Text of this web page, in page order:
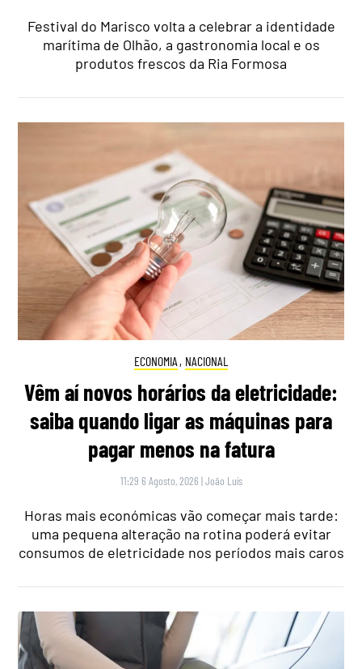
Festival do Marisco volta a celebrar a identidade
marítima de Olhão, a gastronomia local e os
produtos frescos da Ria Formosa
ECONOMIA , NACIONAL
Vêm aí novos horários da eletricidade:
saiba quando ligar as máquinas para
pagar menos na fatura
11:29 6 Agosto, 2026 |João Luís
Horas mais económicas vão começar mais tarde:
uma pequena alteração na rotina poderá evitar
consumos de eletricidade nos períodos mais caros